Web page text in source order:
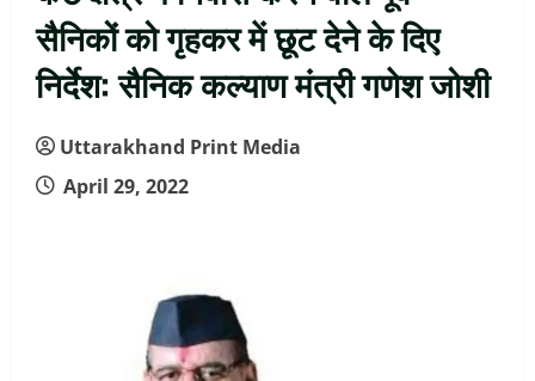
सैनिकों को गृहकर में छूट देने के दिए
निर्देश: सैनिक कल्याण मंत्री गणेश जोशी
Uttarakhand Print Media
April 29, 2022